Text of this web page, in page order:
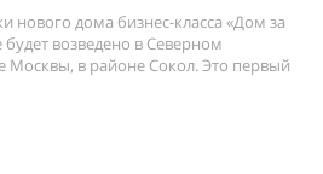
нового дома бизнес-класса «Дом за
возведено в Северном
Москвы, в районе Сокол. Это первый